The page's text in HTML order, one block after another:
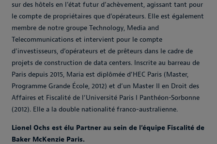
sur des hôtels en l’état futur d’achèvement, agissant tant pour
le compte de propriétaires que d’opérateurs. Elle est également
membre de notre groupe Technology, Media and
Telecommunications et intervient pour le compte
d’investisseurs, d’opérateurs et de prêteurs dans le cadre de
projets de construction de data centers. Inscrite au barreau de
Paris depuis 2015, Maria est diplômée d’HEC Paris (Master,
Programme Grande École, 2012) et d’un Master II en Droit des
Affaires et Fiscalité de l’Université Paris I Panthéon-Sorbonne
(2012). Elle a la double nationalité franco-australienne.
Lionel Ochs est élu Partner au sein de l’équipe Fiscalité de
Baker McKenzie Paris.